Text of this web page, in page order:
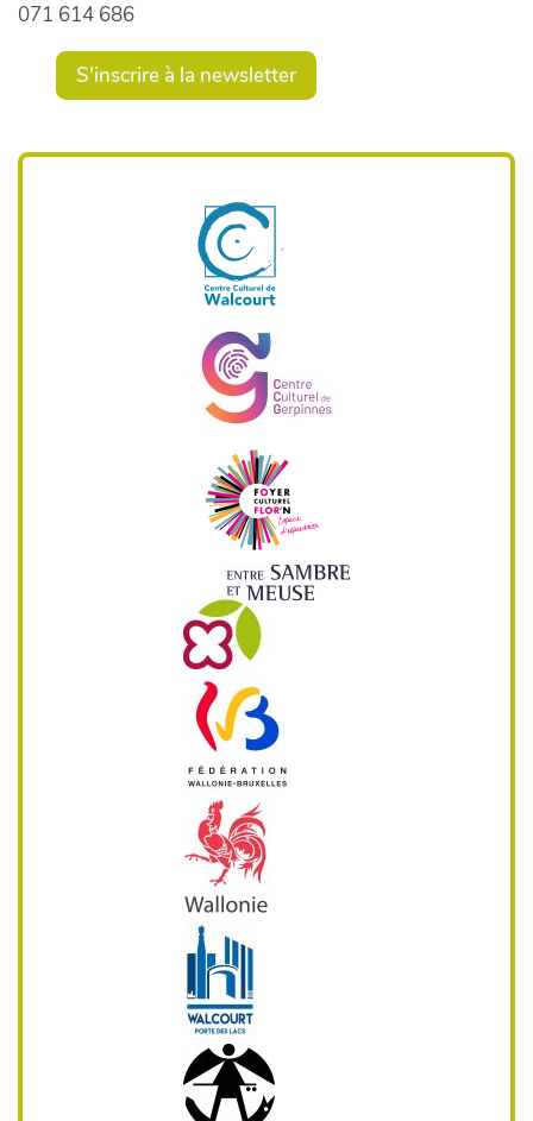
071 614 686
S'inscrire à la newsletter